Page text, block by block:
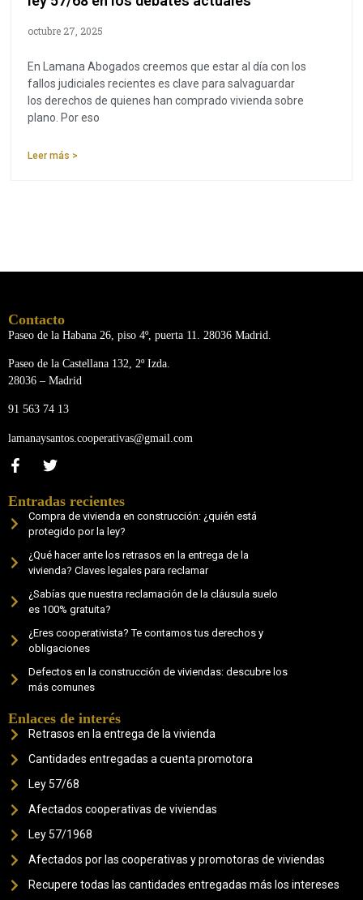
octubre 27, 2025
En Lamana Abogados creemos que estar al día con los
fallos judiciales recientes es clave para salvaguardar
los derechos de quienes han comprado vivienda sobre
plano. Por eso
Leer más >
Contacto
Paseo de la Habana 26, piso 4º, puerta 11. 28036 Madrid.
Paseo de la Castellana 132, 2º Izda.
28036 – Madrid
91 563 74 13
lamanaysantos.cooperativas@gmail.com
Entradas recientes
Compra de vivienda en construcción: ¿quién está
protegido por la ley?
¿Qué hacer ante los retrasos en la entrega de la
vivienda? Claves legales para reclamar
¿Sabías que nuestra reclamación de la cláusula suelo
es 100% gratuita?
¿Eres cooperativista? Te contamos tus derechos y
obligaciones
Defectos en la construcción de viviendas: descubre los
más comunes
Enlaces de interés
Retrasos en la entrega de la vivienda
Cantidades entregadas a cuenta promotora
Ley 57/68
Afectados cooperativas de viviendas
Ley 57/1968
Afectados por las cooperativas y promotoras de viviendas
Recupere todas las cantidades entregadas más los intereses